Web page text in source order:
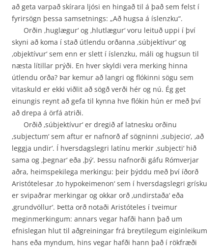
að geta varpað skírara ljósi en hingað til á það sem felst í
fyrirsögn þessa samsetnings: „Að hugsa á íslenzku“.
Orðin ‚huglægur‘ og ‚hlutlægur‘ voru leituð uppi í því
skyni að koma í stað útlendu orðanna ‚súbjektívur‘ og
‚objektívur‘ sem enn er slett í íslenzku, máli og hugsun til
næsta lítillar prýði. En hver skyldi vera merking hinna
útlendu orða? Þar kemur að langri og flókinni sögu sem
vitaskuld er ekki viðlit að sögð verði hér og nú. Ég get
einungis reynt að gefa til kynna hve flókin hún er með því
að drepa á örfá atriði.
Orðið ‚súbjektívur‘ er dregið af latnesku orðinu
‚subjectum‘ sem aftur er nafnorð af sögninni ‚subjecio‘, ‚að
leggja undir‘. Í hversdagslegri latínu merkir ‚subjecti‘ hið
sama og ‚þegnar‘ eða ‚þý‘. Þessu nafnorði gáfu Rómverjar
aðra, heimspekilega merkingu: þeir þýddu með því íðorð
Aristótelesar ‚to hypokeimenon‘ sem í hversdagslegri grísku
er svipaðrar merkingar og okkar orð ‚undirstaða‘ eða
‚grundvöllur‘. Þetta orð notaði Aristóteles í tveimur
meginmerkingum: annars vegar hafði hann það um
efnislegan hlut til aðgreiningar frá breytilegum eiginleikum
hans eða myndum, hins vegar hafði hann það í rökfræði